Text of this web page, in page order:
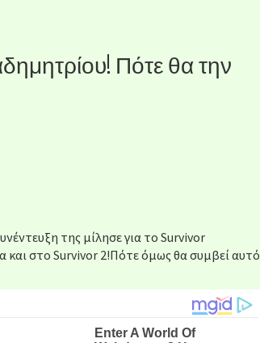
Πότε θα την
της μίλησε για το Survivor
στο Survivor 2!Πότε όμως θα συμβεί αυτό